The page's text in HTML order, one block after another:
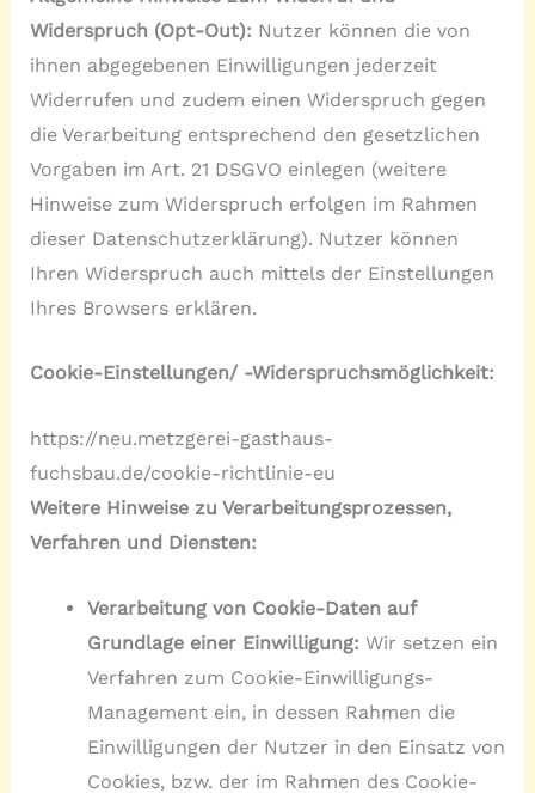
Widerspruch (Opt-Out): Nutzer können die von
ihnen abgegebenen Einwilligungen jederzeit
Widerrufen und zudem einen Widerspruch gegen
die Verarbeitung entsprechend den gesetzlichen
Vorgaben im Art. 21 DSGVO einlegen (weitere
Hinweise zum Widerspruch erfolgen im Rahmen
dieser Datenschutzerklärung). Nutzer können
Ihren Widerspruch auch mittels der Einstellungen
Ihres Browsers erklären.
Cookie-Einstellungen/ -Widerspruchsmöglichkeit:
https://neu.metzgerei-gasthaus-
fuchsbau.de/cookie-richtlinie-eu
Weitere Hinweise zu Verarbeitungsprozessen,
Verfahren und Diensten:
Verarbeitung von Cookie-Daten auf
Grundlage einer Einwilligung: Wir setzen ein
Verfahren zum Cookie-Einwilligungs-
Management ein, in dessen Rahmen die
Einwilligungen der Nutzer in den Einsatz von
Cookies, bzw. der im Rahmen des Cookie-